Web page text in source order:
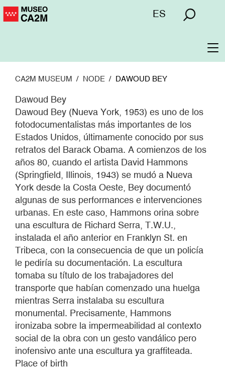
Skip
to
Menú
ES
CA2M MUSEUM NODE DAWOUD BEY
Dawoud Bey
Dawoud Bey (Nueva York, 1953) es uno de los
fotodocumentalistas más importantes de los
Estados Unidos, últimamente conocido por sus
retratos del Barack Obama. A comienzos de los
años 80, cuando el artista David Hammons
(Springfield, Illinois, 1943) se mudó a Nueva
York desde la Costa Oeste, Bey documentó
algunas de sus performances e intervenciones
urbanas. En este caso, Hammons orina sobre
una escultura de Richard Serra, T.W.U.,
instalada el año anterior en Franklyn St. en
Tribeca, con la consecuencia de que un policía
le pediría su documentación. La escultura
tomaba su título de los trabajadores del
transporte que habían comenzado una huelga
mientras Serra instalaba su escultura
monumental. Precisamente, Hammons
ironizaba sobre la impermeabilidad al contexto
social de la obra con un gesto vandálico pero
inofensivo ante una escultura ya graffiteada.
Place of birth